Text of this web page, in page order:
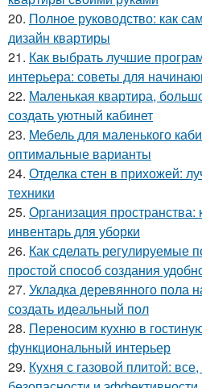
20. Полное руководство: как
дизайн квартиры
21. Как выбрать лучшие
интерьера: советы для
22. Маленькая квартира,
создать уютный кабинет
23. Мебель для маленького
оптимальные варианты
24. Отделка стен в прихожей:
техники
25. Организация пространства:
инвентарь для уборки
26. Как сделать регулируемые
простой способ создания
27. Укладка деревянного пола
создать идеальный пол
28. Переносим кухню в
функциональный интерьер
29. Кухня с газовой плитой: